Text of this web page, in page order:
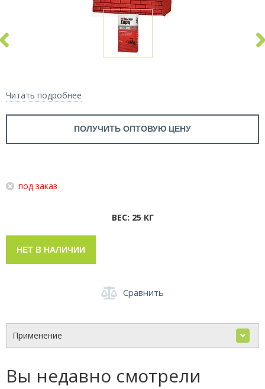
Читать подробнее
ПОЛУЧИТЬ ОПТОВУЮ ЦЕНУ
под заказ
ВЕС: 25 КГ
НЕТ В НАЛИЧИИ
Сравнить
Применение
Вы недавно смотрели